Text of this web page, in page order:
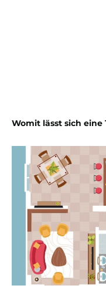
Womit lässt sich eine